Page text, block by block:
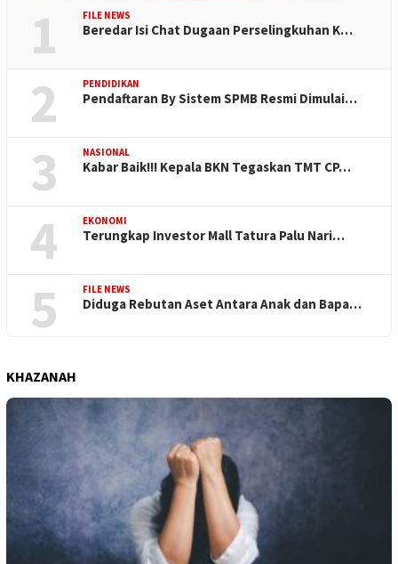
1 FILE NEWS
Beredar Isi Chat Dugaan Perselingkuhan K…
2 PENDIDIKAN
Pendaftaran By Sistem SPMB Resmi Dimulai…
3 NASIONAL
Kabar Baik!!! Kepala BKN Tegaskan TMT CP…
4 EKONOMI
Terungkap Investor Mall Tatura Palu Nari…
5 FILE NEWS
Diduga Rebutan Aset Antara Anak dan Bapa…
KHAZANAH